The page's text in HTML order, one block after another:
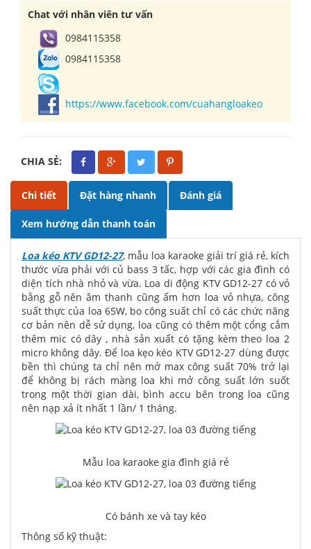
Chat với nhân viên tư vấn
0984115358
0984115358
https://www.facebook.com/cuahangloakeo
CHIA SẺ:
Chi tiết Đặt hàng nhanh Đánh giá
Xem hướng dẫn thanh toán
Loa kéo KTV GD12-27, mẫu loa karaoke giải trí giá rẻ, kích
thước vừa phải với củ bass 3 tấc, hợp với các gia đình có
diện tích nhà nhỏ và vừa. Loa di động KTV GD12-27 có vỏ
bằng gỗ nên âm thanh cũng ấm hơn loa vỏ nhựa, công
suất thực của loa 65W, bo công suất chỉ có các chức năng
cơ bản nên dễ sử dụng, loa cũng có thêm một cổng cắm
thêm mic có dây , nhà sản xuất có tặng kèm theo loa 2
micro không dây. Để loa kẹo kéo KTV GD12-27 dùng được
bền thì chúng ta chỉ nên mở max công suất 70% trở lại
để không bị rách màng loa khi mở công suất lớn suốt
trong một thời gian dài, bình accu bên trong loa cũng
nên nạp xả ít nhất 1 lần/ 1 tháng.
Mẫu loa karaoke gia đình giá rẻ
Có bánh xe và tay kéo
Thông số kỹ thuật: